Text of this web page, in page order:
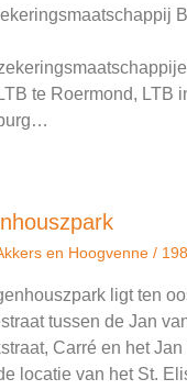
te Roermond, LTB
en Hoogvenne /
ligt ten
tussen de Jan
Carré en het Jan
locatie van het St.